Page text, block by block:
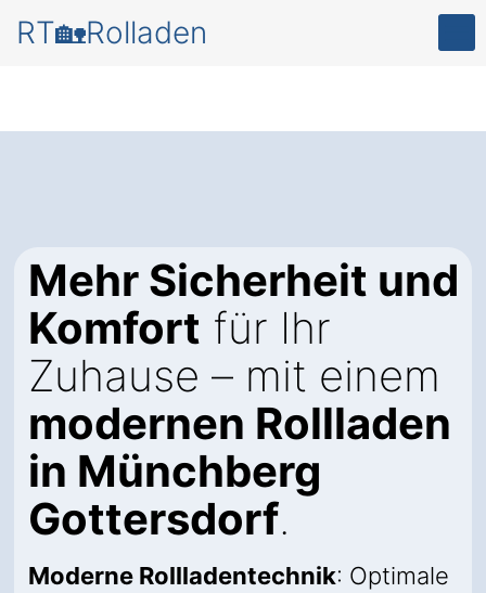
RT🏡Rolladen
Mehr Sicherheit und
Komfort für Ihr
Zuhause – mit einem
modernen Rollladen
in Münchberg
Gottersdorf.
Moderne Rollladentechnik: Optimale